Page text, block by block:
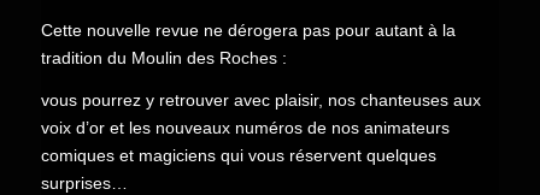
Cette nouvelle revue ne dérogera pas pour autant à la
tradition du Moulin des Roches :
vous pourrez y retrouver avec plaisir, nos chanteuses aux
voix d’or et les nouveaux numéros de nos animateurs
comiques et magiciens qui vous réservent quelques
surprises…